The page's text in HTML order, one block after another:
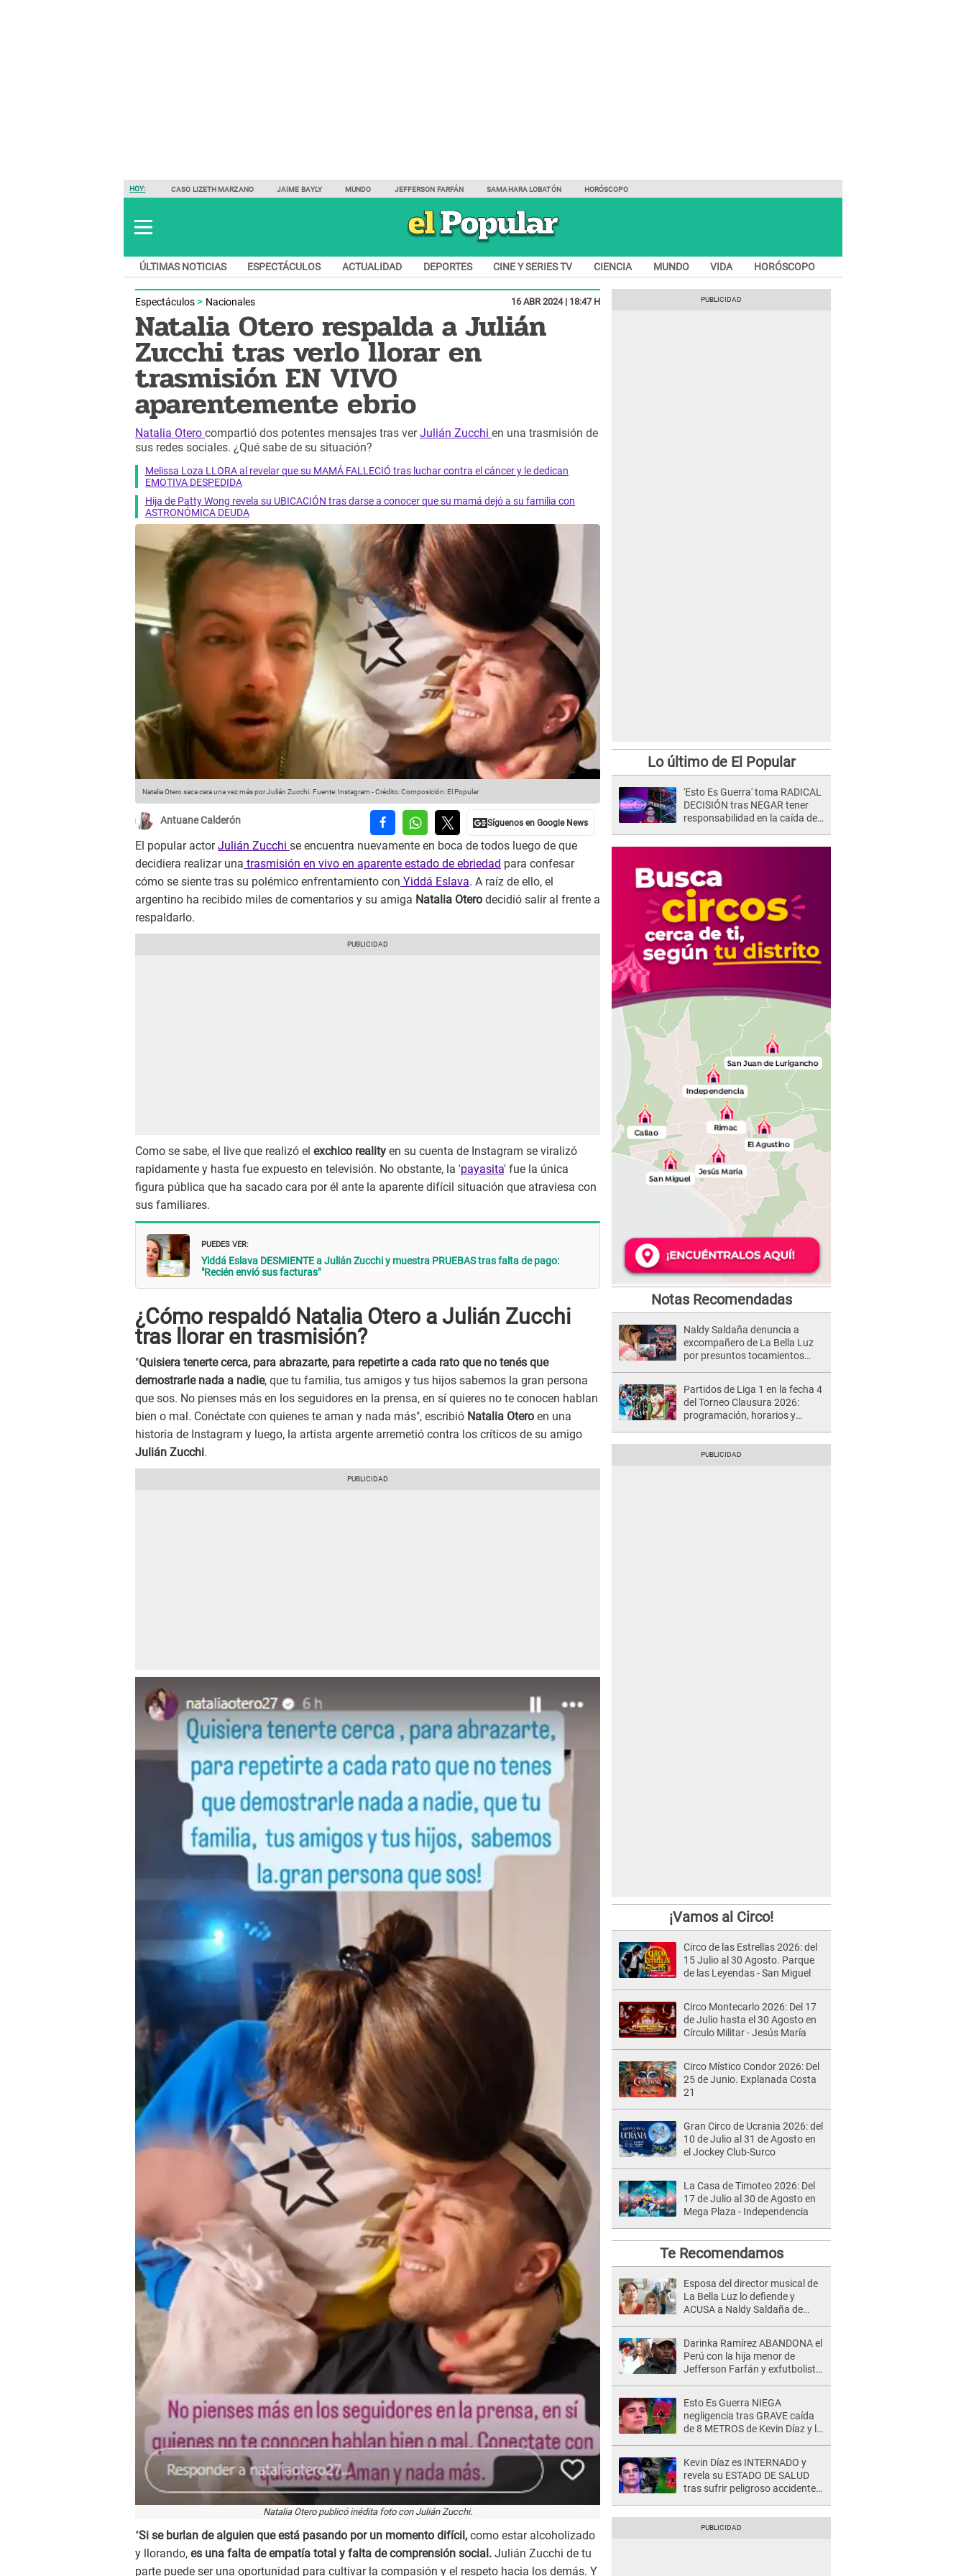
HOY: CASO LIZETH MARZANO JAIME BAYLY MUNDO JEFFERSON FARFÁN SAMAHARA LOBATÓN HORÓSCOPO
ÚLTIMAS NOTICIAS ESPECTÁCULOS ACTUALIDAD DEPORTES CINE Y SERIES TV CIENCIA MUNDO VIDA HORÓSCOPO
Espectáculos Nacionales 16 ABR 2024 | 18:47 H
Natalia Otero respalda a Julián
Zucchi tras verlo llorar en
trasmisión EN VIVO
aparentemente ebrio
Natalia Otero compartió dos potentes mensajes tras verJulián Zucchi en una trasmisión de
sus redes sociales. ¿Qué sabe de su situación?
Melissa Loza LLORA al revelar que su MAMÁ FALLECIÓ tras luchar contra el cáncer y le dedican
EMOTIVA DESPEDIDA
Hija de Patty Wong revela su UBICACIÓN tras darse a conocer que su mamá dejó a su familia con
ASTRONÓMICA DEUDA
Natalia Otero saca cara una vez más por Julián Zucchi. Fuente: Instagram -Crédito: Composición: El Popular
Antuane Calderón
El popular actorJulián Zucchi se encuentra nuevamente en boca de todos luego de que
decidiera realizar una trasmisión en vivo en aparente estado de ebriedad para confesar
cómo se siente tras su polémico enfrentamiento con Yiddá Eslava. A raíz de ello, el
argentino ha recibido miles de comentarios y su amiga Natalia Otero decidió salir al frente a
respaldarlo.
Como se sabe, el live que realizó el exchico reality en su cuenta de Instagram se viralizó
rapidamente y hasta fue expuesto en televisión. No obstante, la 'payasita' fue la única
figura pública que ha sacado cara por él ante la aparente difícil situación que atraviesa con
sus familiares.
PUEDES VER:
Yiddá Eslava DESMIENTE a Julián Zucchi y muestra PRUEBAS tras falta de pago:
"Recién envió sus facturas"
¿Cómo respaldó Natalia Otero a Julián Zucchi
tras llorar en trasmisión?
"Quisiera tenerte cerca, para abrazarte, para repetirte a cada rato que no tenés que
demostrarle nada a nadie, que tu familia, tus amigos y tus hijos sabemos la gran persona
que sos. No pienses más en los seguidores en la prensa, en sí quieres no te conocen hablan
bien o mal. Conéctate con quienes te aman y nada más", escribió Natalia Otero en una
historia de Instagram y luego, la artista argente arremetió contra los críticos de su amigo
Julián Zucchi.
Natalia Otero publicó inédita foto con Julián Zucchi.
"Si se burlan de alguien que está pasando por un momento difícil, como estar alcoholizado
y llorando, es una falta de empatía total y falta de comprensión social. Julián Zucchi de tu
parte puede ser una oportunidad para cultivar la compasión y el respeto hacia los demás. Y
Lo último de El Popular
'Esto Es Guerra' toma RADICAL
DECISIÓN tras NEGAR tener
responsabilidad en la caída de
Notas Recomendadas
Naldy Saldaña denuncia a
excompañero de La Bella Luz
por presuntos tocamientos
Partidos de Liga 1 en la fecha 4
del Torneo Clausura 2026:
programación, horarios y
¡Vamos al Circo!
Circo de las Estrellas 2026: del
15 Julio al 30 Agosto. Parque
de las Leyendas - San Miguel
Circo Montecarlo 2026: Del 17
de Julio hasta el 30 Agosto en
Círculo Militar - Jesús María
Circo Místico Condor 2026: Del
25 de Junio. Explanada Costa
21
Gran Circo de Ucrania 2026: del
10 de Julio al 31 de Agosto en
el Jockey Club-Surco
La Casa de Timoteo 2026: Del
17 de Julio al 30 de Agosto en
Mega Plaza - Independencia
Te Recomendamos
Esposa del director musical de
La Bella Luz lo defiende y
ACUSA a Naldy Saldaña de
Darinka Ramírez ABANDONA el
Perú con la hija menor de
Jefferson Farfán y exfutbolista
Esto Es Guerra NIEGA
negligencia tras GRAVE caída
de 8 METROS de Kevin Díaz y lo
Kevin Díaz es INTERNADO y
revela su ESTADO DE SALUD
tras sufrir peligroso accidente